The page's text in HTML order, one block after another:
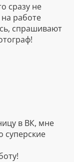
сразу не
работе
спрашивают
в ВК, мне
суперские